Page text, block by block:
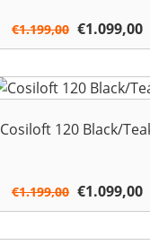
€1.199,00
prijs
was:
€1.199,00.
€1.099,00
Cosiloft 120 Black/
€1.199,00
prijs
was:
€1.099,00